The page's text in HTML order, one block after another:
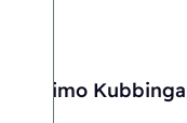
Timo Kubbinga